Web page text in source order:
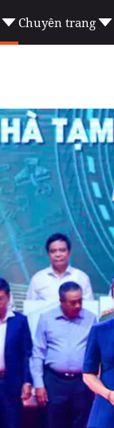
Chuyên trang